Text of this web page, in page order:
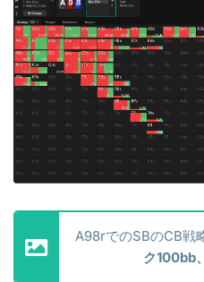
A98rでのSBのCB戦
ク100bb